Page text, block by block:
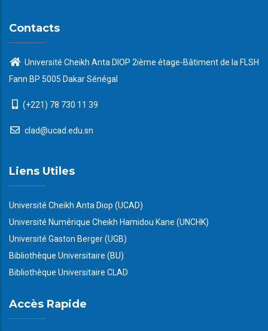
Contacts
Université Cheikh Anta DIOP 2ième étage-Bâtiment de la FLSH
Fann BP 5005 Dakar Sénégal
(+221) 78 730 11 39
clad@ucad.edu.sn
Liens Utiles
Université Cheikh Anta Diop (UCAD)
Université Numérique Cheikh Hamidou Kane (UNCHK)
Université Gaston Berger (UGB)
Bibliothèque Universitaire (BU)
Bibliothèque Universitaire CLAD
Accès Rapide